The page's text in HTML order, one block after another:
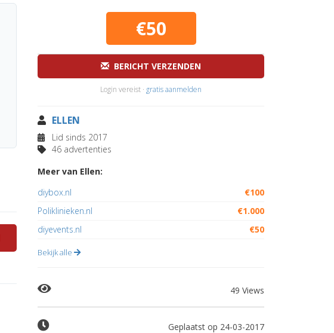
€50
BERICHT VERZENDEN
Login vereist · gratis aanmelden
ELLEN
Lid sinds 2017
46 advertenties
Meer van Ellen:
diybox.nl
€100
Poliklinieken.nl
€1.000
diyevents.nl
€50
Bekijk alle
49 Views
Geplaatst op 24-03-2017